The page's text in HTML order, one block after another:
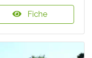
Fiche